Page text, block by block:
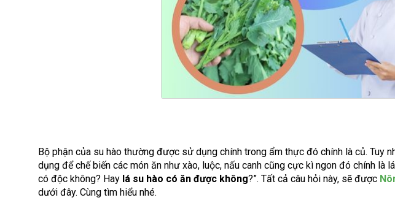
Bộ phận của su hào thường được sử dụng chính trong ẩm thực đó chính là củ. Tuy
dụng để chế biến các món ăn như xào, luộc, nấu canh cũng cực kì ngon đó chính là
có độc không? Hay lá su hào có ăn được không?”. Tất cả câu hỏi này, sẽ được
dưới đây. Cùng tìm hiểu nhé.